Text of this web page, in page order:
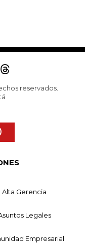
reservados.
Alta Gerencia
Legales
Empresarial